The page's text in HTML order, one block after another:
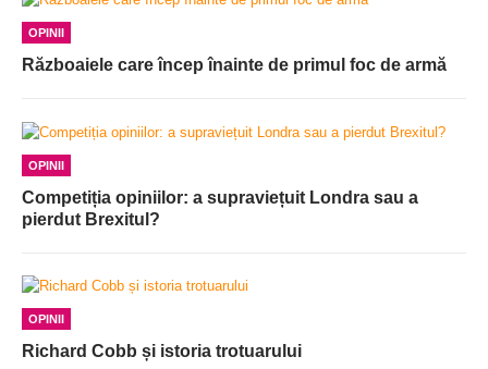
OPINII
Războaiele care încep înainte de primul foc de armă
OPINII
Competiția opiniilor: a supraviețuit Londra sau a
pierdut Brexitul?
OPINII
Richard Cobb și istoria trotuarului